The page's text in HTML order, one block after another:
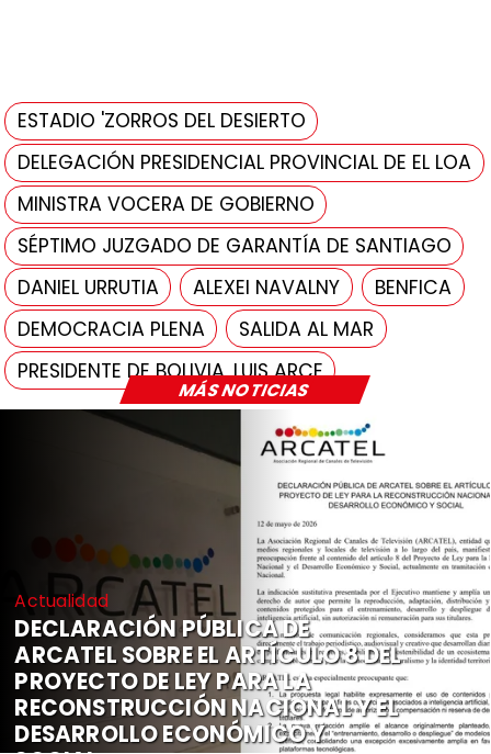
MÁS NOTICIAS
ESTADIO 'ZORROS DEL DESIERTO
DELEGACIÓN PRESIDENCIAL PROVINCIAL DE EL LOA
MINISTRA VOCERA DE GOBIERNO
SÉPTIMO JUZGADO DE GARANTÍA DE SANTIAGO
DANIEL URRUTIA
ALEXEI NAVALNY
BENFICA
DEMOCRACIA PLENA
SALIDA AL MAR
PRESIDENTE DE BOLIVIA, LUIS ARCE
Actualidad
DECLARACIÓN PÚBLICA DE
ARCATEL SOBRE EL ARTÍCULO 8 DEL
PROYECTO DE LEY PARA LA
RECONSTRUCCIÓN NACIONAL Y EL
DESARROLLO ECONÓMICO Y